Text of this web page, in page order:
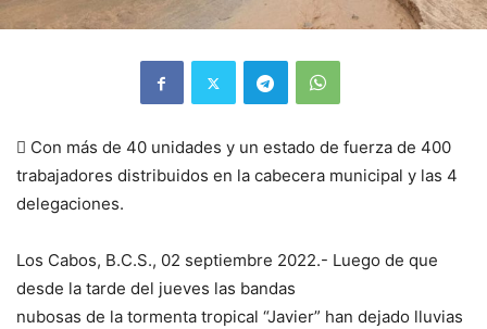
 Con más de 40 unidades y un estado de fuerza de 400
trabajadores distribuidos en la cabecera municipal y las 4
delegaciones.
Los Cabos, B.C.S., 02 septiembre 2022.- Luego de que
desde la tarde del jueves las bandas
nubosas de la tormenta tropical “Javier” han dejado lluvias